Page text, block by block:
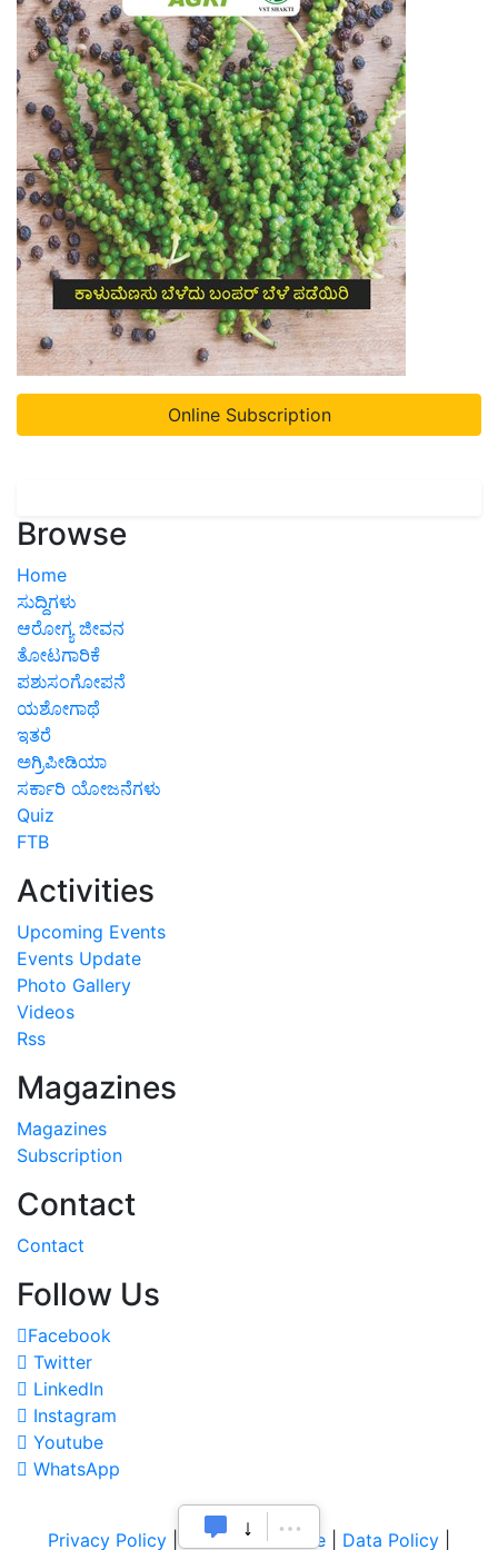
Online Subscription
Browse
Home
ಸುದ್ದಿಗಳು
ಆರೋಗ್ಯ ಜೀವನ
ತೋಟಗಾರಿಕೆ
ಪಶುಸಂಗೋಪನೆ
ಯಶೋಗಾಥೆ
ಇತರೆ
ಅಗ್ರಿಪೀಡಿಯಾ
ಸರ್ಕಾರಿ ಯೋಜನೆಗಳು
Quiz
FTB
Activities
Upcoming Events
Events Update
Photo Gallery
Videos
Rss
Magazines
Magazines
Subscription
Contact
Contact
Follow Us
Facebook
Twitter
LinkedIn
Instagram
Youtube
WhatsApp
Privacy Policy | Terms of Service Data Policy